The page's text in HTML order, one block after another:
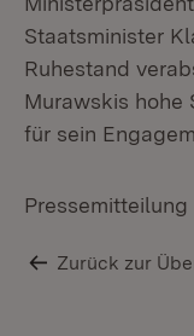
Staatsminister
Ruhestand
Murawskis hohe
für sein
Pressemitteilung
Zurück zur